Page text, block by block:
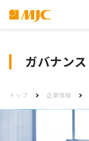
ガバナンス
トップ 企業情報